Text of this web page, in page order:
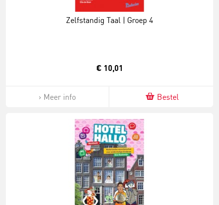
Zelfstandig Taal | Groep 4
€ 10,01
Meer info Bestel